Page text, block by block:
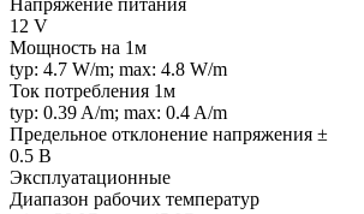
12 V
Мощность на 1м
typ: 4.7 W/m; max: 4.8 W/m
Ток потребления 1м
typ: 0.39 A/m; max: 0.4 A/m
Предельное отклонение напряжения ±
0.5 В
Эксплуатационные
Диапазон рабочих температур